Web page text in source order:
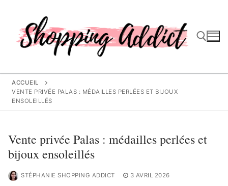
contenu
ACCUEIL
VENTE PRIVÉE PALAS : MÉDAILLES PERLÉES ET BIJOUX
ENSOLEILLÉS
Vente privée Palas : médailles perlées et
bijoux ensoleillés
STÉPHANIE SHOPPING ADDICT 3 AVRIL 2026